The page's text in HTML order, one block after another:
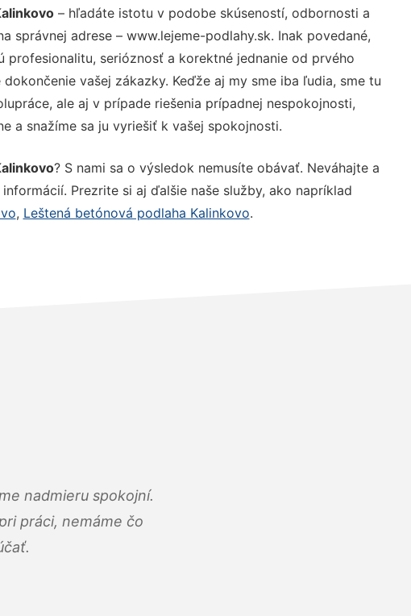
– hľadáte istotu v podobe skúseností, odbornosti a
správnej adrese – www.lejeme-podlahy.sk. Inak povedané,
profesionalitu, serióznosť a korektné jednanie od prvého
vašej zákazky. Keďže aj my sme iba ľudia, sme tu
ale aj v prípade riešenia prípadnej nespokojnosti,
a snažíme sa ju vyriešiť k vašej spokojnosti.
? S nami sa o výsledok nemusíte obávať. Neváhajte a
Prezrite si aj ďalšie naše služby, ako napríklad
, Leštená betónová podlaha Kalinkovo.
nadmieru spokojní.
práci, nemáme čo